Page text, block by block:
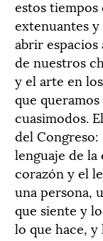
estos tiempos
extenuantes
abrir
de nuestros
y el arte en
que
cuasimodos.
del Congreso:
lenguaje de la
corazón y el
una persona,
que siente y
lo que hace, y